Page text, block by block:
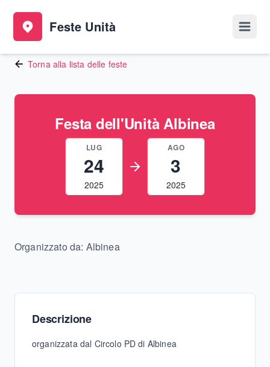
Feste Unità Apri
Torna alla lista delle feste
Festa dell'Unità Albinea
LUG
24
2025
AGO
3
2025
Organizzato da: Albinea
Descrizione
organizzata dal Circolo PD di Albinea